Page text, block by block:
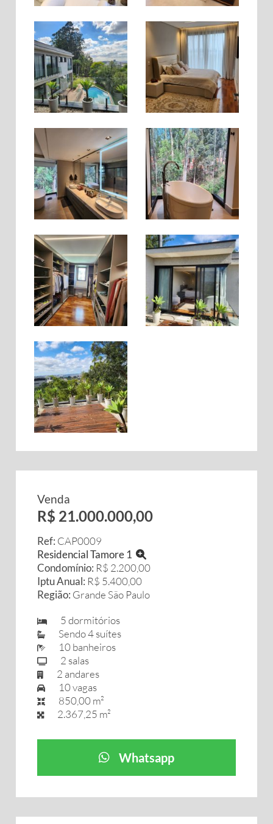
Venda
R$ 21.000.000,00
Ref: CAP0009
Residencial Tamore 1
Condomínio: R$ 2.200,00
Iptu Anual: R$ 5.400,00
Região: Grande São Paulo
5 dormitórios
Sendo 4 suítes
10 banheiros
2 salas
2 andares
10 vagas
850,00 m²
2.367,25 m²
Whatsapp